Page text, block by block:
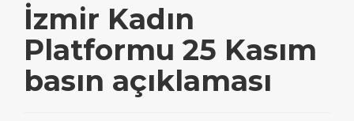
İzmir Kadın
Platformu 25 Kasım
basın açıklaması